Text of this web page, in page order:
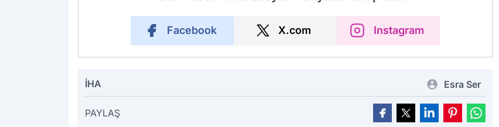
Facebook X.com Instagram
İHA Esra Ser
PAYLAŞ